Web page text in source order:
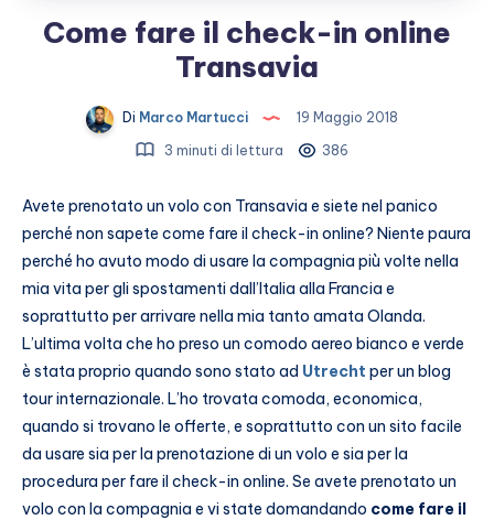
Come fare il check-in online
Transavia
Di Marco Martucci
19 Maggio 2018
3 minuti di lettura
386
Avete prenotato un volo con Transavia e siete nel panico
perché non sapete come fare il check-in online? Niente paura
perché ho avuto modo di usare la compagnia più volte nella
mia vita per gli spostamenti dall’Italia alla Francia e
soprattutto per arrivare nella mia tanto amata Olanda.
L’ultima volta che ho preso un comodo aereo bianco e verde
è stata proprio quando sono stato ad Utrecht per un blog
tour internazionale. L’ho trovata comoda, economica,
quando si trovano le offerte, e soprattutto con un sito facile
da usare sia per la prenotazione di un volo e sia per la
procedura per fare il check-in online. Se avete prenotato un
volo con la compagnia e vi state domandando come fare il